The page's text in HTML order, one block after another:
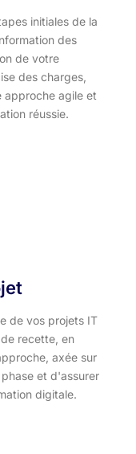
initiales de la
des
de votre
des charges,
approche agile et
réussie.
de vos projets IT
recette, en
axée sur
et d'assurer
digitale.